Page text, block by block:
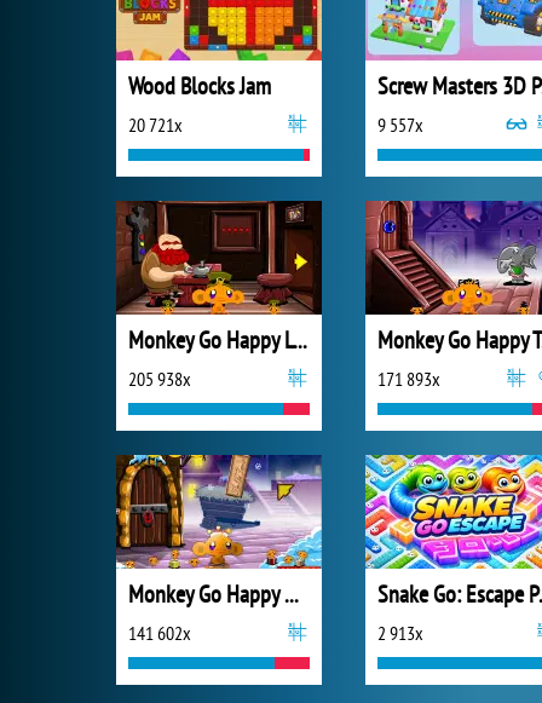
Wood Blocks Jam
20 721x 9 557x
Monkey Go Happy Leprechauns
205 938x 171 893x
Monkey Go Happy Xmas Time
141 602x 2 913x